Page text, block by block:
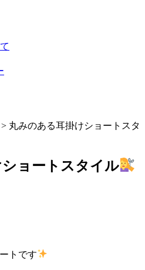
> 丸みのある耳掛けショートスタ
ョートスタイル
トです